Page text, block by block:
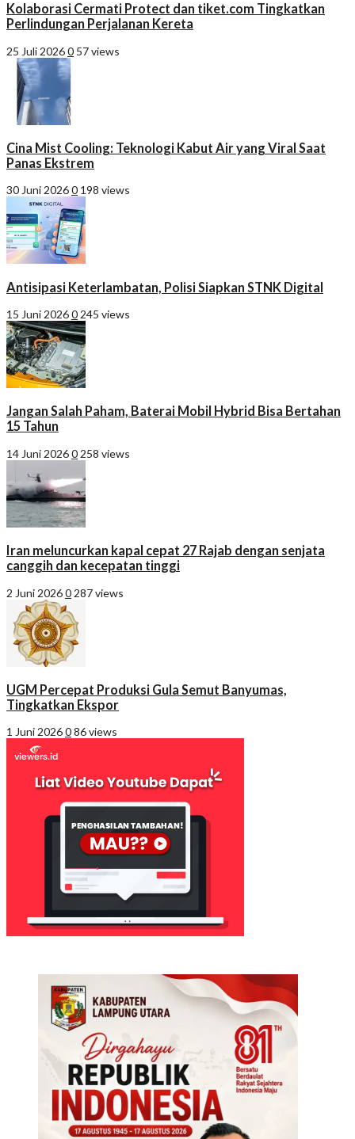
Kolaborasi Cermati Protect dan tiket.com Tingkatkan
Perlindungan Perjalanan Kereta
25 Juli 20260 57 views
Cina Mist Cooling: Teknologi Kabut Air yang Viral Saat
Panas Ekstrem
30 Juni 20260 198 views
Antisipasi Keterlambatan, Polisi Siapkan STNK Digital
15 Juni 20260 245 views
Jangan Salah Paham, Baterai Mobil Hybrid Bisa Bertahan
15 Tahun
14 Juni 20260 258 views
Iran meluncurkan kapal cepat 27 Rajab dengan senjata
canggih dan kecepatan tinggi
2 Juni 20260 287 views
UGM Percepat Produksi Gula Semut Banyumas,
Tingkatkan Ekspor
1 Juni 2026086 views